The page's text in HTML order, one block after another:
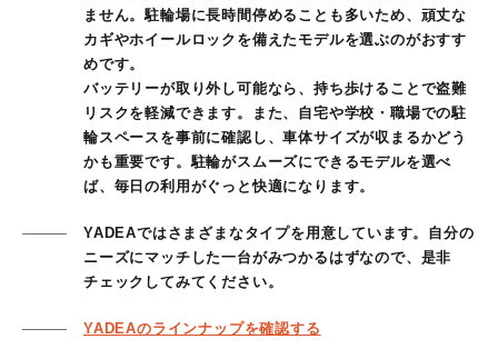
ません。駐輪場に長時間停めることも多いため、頑丈な
カギやホイールロックを備えたモデルを選ぶのがおすす
めです。
バッテリーが取り外し可能なら、持ち歩けることで盗難
リスクを軽減できます。また、自宅や学校・職場での駐
輪スペースを事前に確認し、車体サイズが収まるかどう
かも重要です。駐輪がスムーズにできるモデルを選べ
ば、毎日の利用がぐっと快適になります。
YADEAではさまざまなタイプを用意しています。自分の
ニーズにマッチした一台がみつかるはずなので、是非
チェックしてみてください。
YADEAのラインナップを確認する